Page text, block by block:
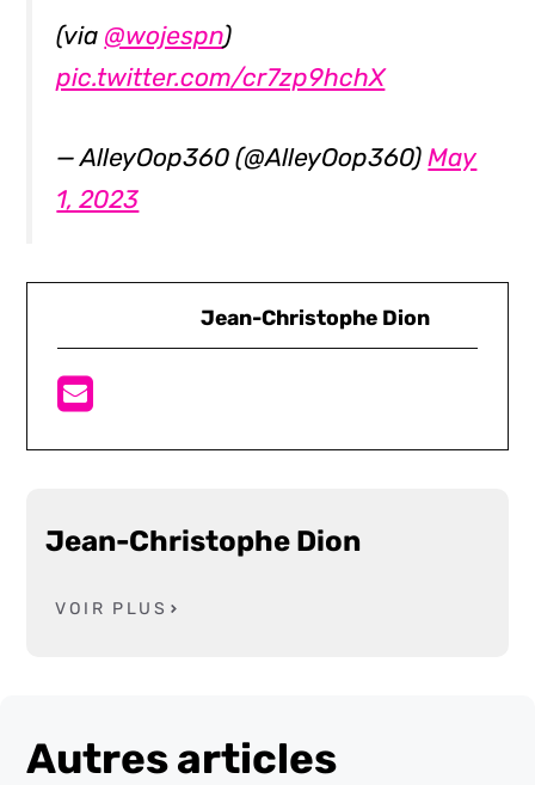
(via @wojespn)
pic.twitter.com/cr7zp9hchX
— AlleyOop360 (@AlleyOop360)May
1, 2023
Jean-Christophe Dion
Jean-Christophe Dion
VOIR PLUS
Autres articles